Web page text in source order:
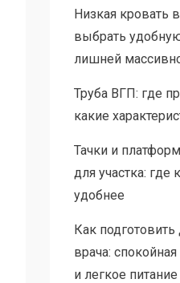
Низкая кровать
выбрать
лишней
Труба ВГП: где
какие
Тачки и
для участка: где
удобнее
Как
врача:
и легкое питание